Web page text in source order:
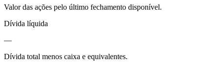
Valor das ações pelo último fechamento disponível.
Dívida líquida
—
Dívida total menos caixa e equivalentes.